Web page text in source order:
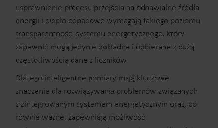
usprawnienie procesu przejścia na odnawialne źródła
energii i ciepło odpadowe wymagają takiego poziomu
transparentności systemu energetycznego, który
zapewnić mogą jedynie dokładne i odbierane z dużą
częstotliwością dane z liczników.
Dlatego inteligentne pomiary mają kluczowe
znaczenie dla rozwiązywania problemów związanych
z zintegrowanym systemem energetycznym oraz, co
równie ważne, zapewniają możliwość